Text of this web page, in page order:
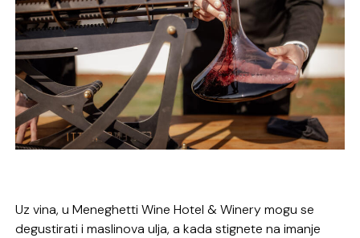
Uz vina, u Meneghetti Wine Hotel & Winery mogu se
degustirati i maslinova ulja, a kada stignete na imanje